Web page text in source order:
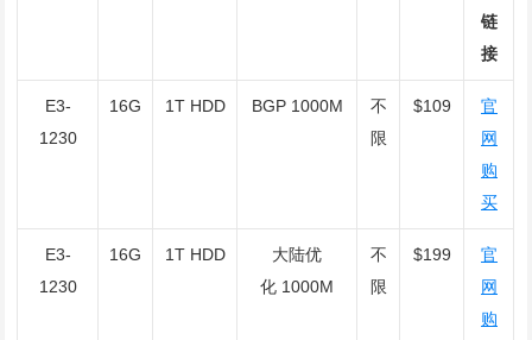
链
接
E3-
1230
16G 1T HDD BGP 1000M
不
限
$109
官
网
购
买
E3-
1230
16G 1T HDD
大陆优
化 1000M
不
限
$199
官
网
购